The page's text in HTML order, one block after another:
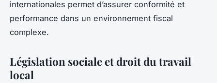
internationales permet d’assurer conformité et
performance dans un environnement fiscal
complexe.
Législation sociale et droit du travail
local